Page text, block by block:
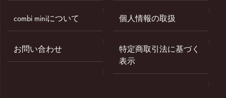
combi miniについて
お問い合わせ
個人情報の取扱
特定商取引法に基づく
表示